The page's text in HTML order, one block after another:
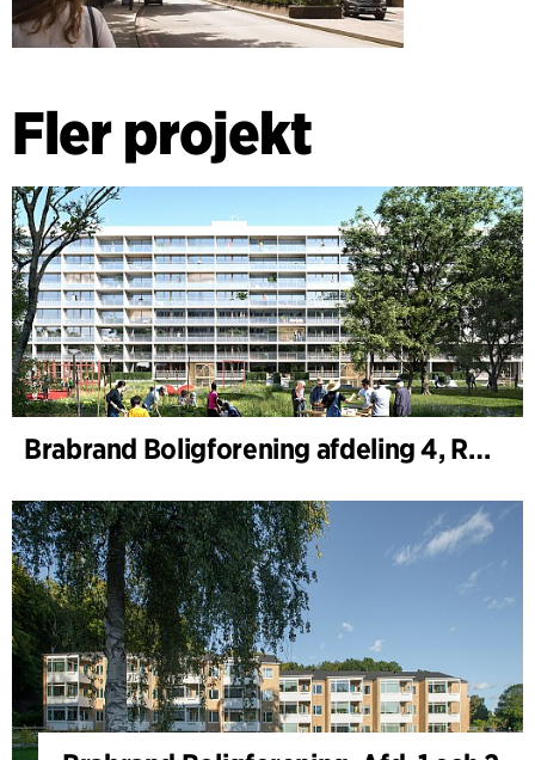
Fler projekt
Brabrand Boligforening afdeling 4, Renovering